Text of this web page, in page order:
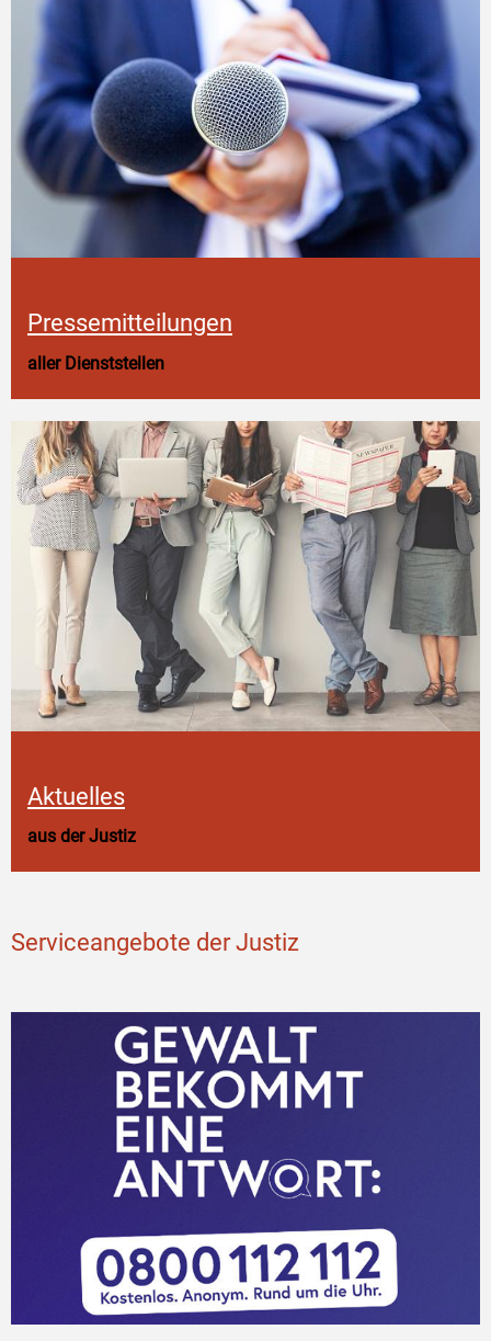
Pressemitteilungen
aller Dienststellen
Aktuelles
aus der Justiz
Serviceangebote der Justiz